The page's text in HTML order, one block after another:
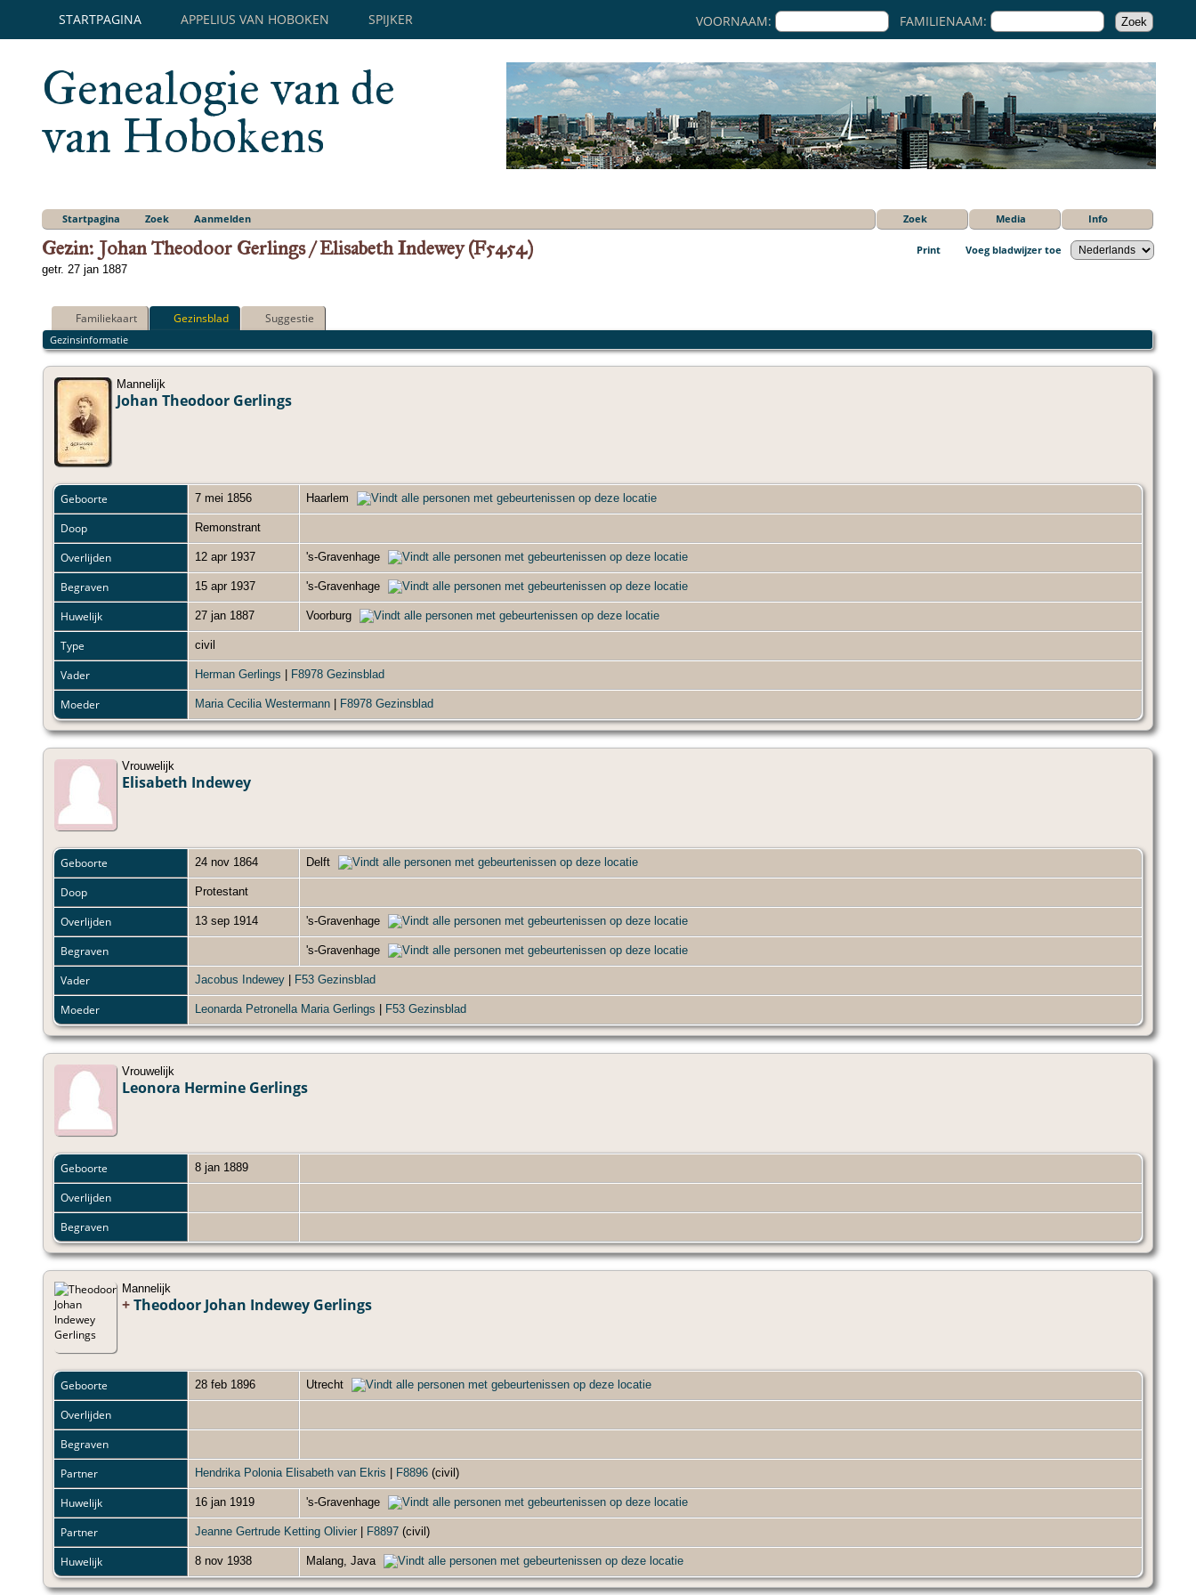
STARTPAGINA APPELIUS VAN HOBOKEN SPIJKER VOORNAAM: FAMILIENAAM:
Genealogie van de
van Hobokens
Zoek Media Info
Startpagina Zoek Aanmelden
Print Voeg bladwijzer toe
Gezin: Johan Theodoor Gerlings / Elisabeth Indewey (F5454)
getr. 27 jan 1887
Familiekaart Gezinsblad Suggestie
Gezinsinformatie
Mannelijk
Johan Theodoor Gerlings
Geboorte 7 mei 1856 Haarlem
Doop Remonstrant
Overlijden 12 apr 1937 's-Gravenhage
Begraven 15 apr 1937 's-Gravenhage
Huwelijk 27 jan 1887 Voorburg
Type civil
Vader Herman Gerlings F8978 Gezinsblad
Moeder Maria Cecilia Westermann F8978 Gezinsblad
Vrouwelijk
Elisabeth Indewey
Geboorte 24 nov 1864 Delft
Doop Protestant
Overlijden 13 sep 1914 's-Gravenhage
Begraven 's-Gravenhage
Vader Jacobus Indewey F53 Gezinsblad
Moeder Leonarda Petronella Maria Gerlings F53 Gezinsblad
Vrouwelijk
Leonora Hermine Gerlings
Geboorte 8 jan 1889
Overlijden
Begraven
Mannelijk
+Theodoor Johan Indewey Gerlings
Geboorte 28 feb 1896 Utrecht
Overlijden
Begraven
Partner
Hendrika Polonia Elisabeth van Ekris F8896 (civil)
Huwelijk 16 jan 1919 's-Gravenhage
Partner Jeanne Gertrude Ketting Olivier F8897 (civil)
Huwelijk 8 nov 1938 Malang, Java